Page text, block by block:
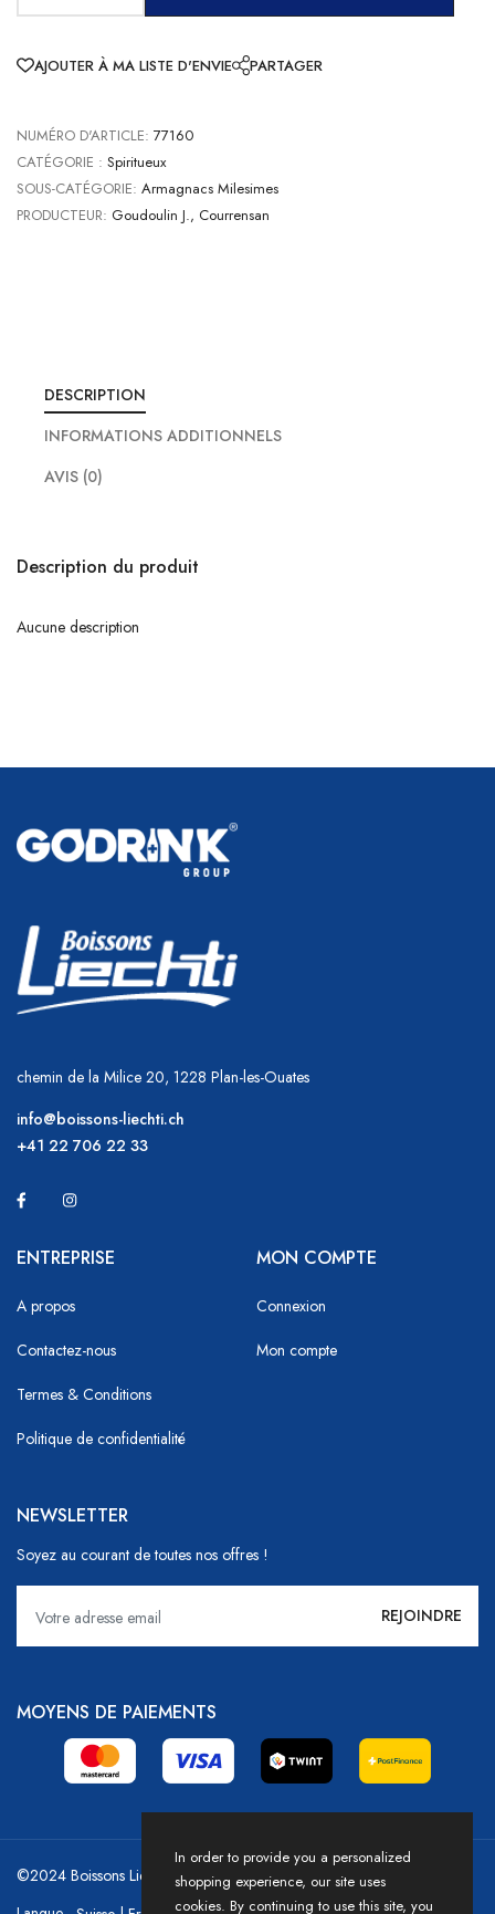
AJOUTER À MA LISTE D'ENVIE PARTAGER
NUMÉRO D'ARTICLE: 77160
CATÉGORIE : Spiritueux
SOUS-CATÉGORIE: Armagnacs Milesimes
PRODUCTEUR: Goudoulin J., Courrensan
DESCRIPTION
INFORMATIONS ADDITIONNELS
AVIS (0)
Description du produit
Aucune description
chemin de la Milice 20, 1228 Plan-les-Ouates
info@boissons-liechti.ch
+41 22 706 22 33
ENTREPRISE
A propos
Contactez-nous
Termes & Conditions
Politique de confidentialité
MON COMPTE
Connexion
Mon compte
NEWSLETTER
Soyez au courant de toutes nos offres !
MOYENS DE PAIEMENTS
©2024 Boissons Liechti - GoDrink Group / Powered by HICASS
In order to provide you a personalized
shopping experience, our site uses
cookies. By continuing to use this site, you